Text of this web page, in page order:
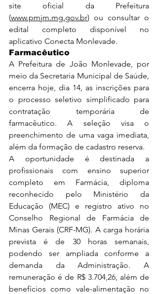
site oficial da Prefeitura
(www.pmjm.mg.gov.br) ou consultar o
edital completo disponível no
aplicativo Conecta Monlevade.
Farmacêutico
A Prefeitura de João Monlevade, por
meio da Secretaria Municipal de Saúde,
encerra hoje, dia 14, as inscrições para
o processo seletivo simplificado para
contratação temporária de
farmacêutico. A seleção visa o
preenchimento de uma vaga imediata,
além da formação de cadastro reserva.
A oportunidade é destinada a
profissionais com ensino superior
completo em Farmácia, diploma
reconhecido pelo Ministério da
Educação (MEC) e registro ativo no
Conselho Regional de Farmácia de
Minas Gerais (CRF-MG). A carga horária
prevista é de 30 horas semanais,
podendo ser ampliada conforme a
demanda da Administração. A
remuneração é de R$ 3.704,26, além de
benefícios como vale-alimentação no